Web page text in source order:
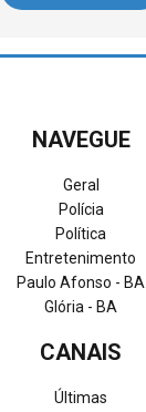
NAVEGUE
Geral
Polícia
Política
Entretenimento
Paulo Afonso - BA
Glória - BA
CANAIS
Últimas